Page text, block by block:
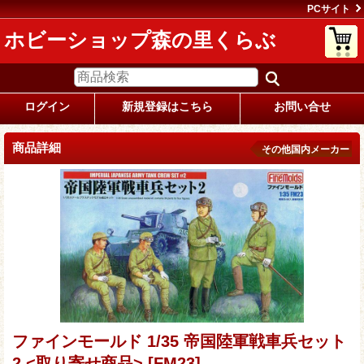
PCサイト
ホビーショップ森の里くらぶ
ログイン 新規登録はこちら お問い合せ
商品詳細 その他国内メーカー
ファインモールド 1/35 帝国陸軍戦車兵セット